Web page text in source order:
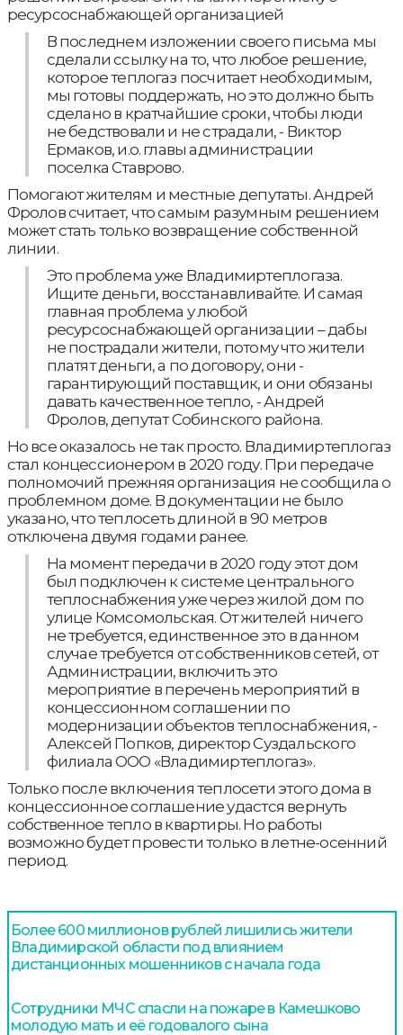
ресурсоснабжающей организацией
В последнем изложении своего письма мы
сделали ссылку на то, что любое решение,
которое теплогаз посчитает необходимым,
мы готовы поддержать, но это должно быть
сделано в кратчайшие сроки, чтобы люди
не бедствовали и не страдали, - Виктор
Ермаков, и.о. главы администрации
поселка Ставрово.
Помогают жителям и местные депутаты. Андрей
Фролов считает, что самым разумным решением
может стать только возвращение собственной
линии.
Это проблема уже Владимиртеплогаза.
Ищите деньги, восстанавливайте. И самая
главная проблема у любой
ресурсоснабжающей организации – дабы
не пострадали жители, потому что жители
платят деньги, а по договору, они -
гарантирующий поставщик, и они обязаны
давать качественное тепло, - Андрей
Фролов, депутат Собинского района.
Но все оказалось не так просто. Владимиртеплогаз
стал концессионером в 2020 году. При передаче
полномочий прежняя организация не сообщила о
проблемном доме. В документации не было
указано, что теплосеть длиной в 90 метров
отключена двумя годами ранее.
На момент передачи в 2020 году этот дом
был подключен к системе центрального
теплоснабжения уже через жилой дом по
улице Комсомольская. От жителей ничего
не требуется, единственное это в данном
случае требуется от собственников сетей, от
Администрации, включить это
мероприятие в перечень мероприятий в
концессионном соглашении по
модернизации объектов теплоснабжения, -
Алексей Попков, директор Суздальского
филиала ООО «Владимиртеплогаз».
Только после включения теплосети этого дома в
концессионное соглашение удастся вернуть
собственное тепло в квартиры. Но работы
возможно будет провести только в летне-осенний
период.
Более 600 миллионов рублей лишились жители
Владимирской области под влиянием
дистанционных мошенников с начала года
Сотрудники МЧС спасли на пожаре в Камешково
молодую мать и её годовалого сына